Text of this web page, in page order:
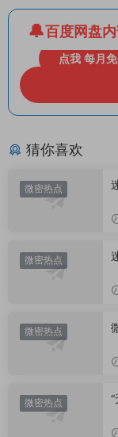
百度网盘
点我 每月
猜你喜欢
微密热点
微密热点
微密热点
微密热点